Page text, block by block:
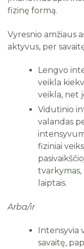
fizinę formą.
Vyresnio amžiaus
aktyvus, per
Lengvo
veikla
veikla, net
Vidutinio
valandas
fiziniai
tvarkymas,
laiptais.
Arba/ir
Intensyvia
savaitę,